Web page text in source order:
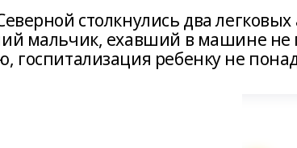
столкнулись два
мальчик, ехавший в машине не
госпитализация ребенку не